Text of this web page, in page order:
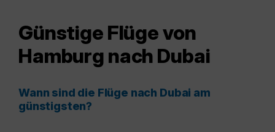
Günstige Flüge von
Hamburg nach Dubai
Wann sind die Flüge nach Dubai am
günstigsten?